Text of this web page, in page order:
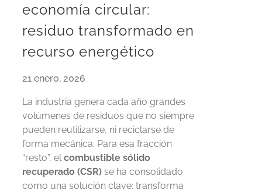
economía circular:
residuo transformado en
recurso energético
21 enero, 2026
La industria genera cada año grandes
volúmenes de residuos que no siempre
pueden reutilizarse, ni reciclarse de
forma mecánica. Para esa fracción
“resto”, el combustible sólido
recuperado (CSR) se ha consolidado
como una solución clave: transforma